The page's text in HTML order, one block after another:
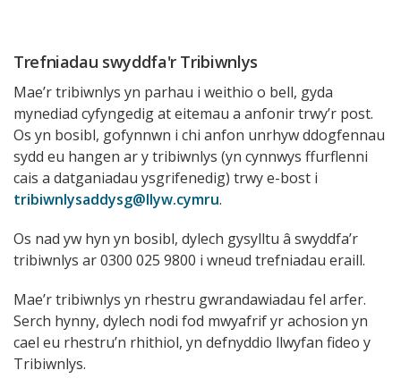
Trefniadau swyddfa'r Tribiwnlys
Mae’r tribiwnlys yn parhau i weithio o bell, gyda
mynediad cyfyngedig at eitemau a anfonir trwy’r post.
Os yn bosibl, gofynnwn i chi anfon unrhyw ddogfennau
sydd eu hangen ar y tribiwnlys (yn cynnwys ffurflenni
cais a datganiadau ysgrifenedig) trwy e-bost i
tribiwnlysaddysg@llyw.cymru.
Os nad yw hyn yn bosibl, dylech gysylltu â swyddfa’r
tribiwnlys ar 0300 025 9800 i wneud trefniadau eraill.
Mae’r tribiwnlys yn rhestru gwrandawiadau fel arfer.
Serch hynny, dylech nodi fod mwyafrif yr achosion yn
cael eu rhestru’n rhithiol, yn defnyddio llwyfan fideo y
Tribiwnlys.